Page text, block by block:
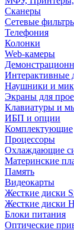
Сканеры
Сетевые
Телефония
Колонки
Web-камеры
Интерактивные
Наушники и
Экраны для
Клавиатуры и
ИБП и опции
Комплектующие
Процессоры
Охлаждающие
Материнские
Память
Видеокарты
Жесткие диски
Жесткие диски
Блоки питания
Оптические